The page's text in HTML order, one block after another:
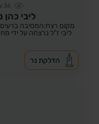
36
ליבי כהן
מקום רצח:המסיבה
ליבי ז"ל נרצחה על ידי
הדלקת נר